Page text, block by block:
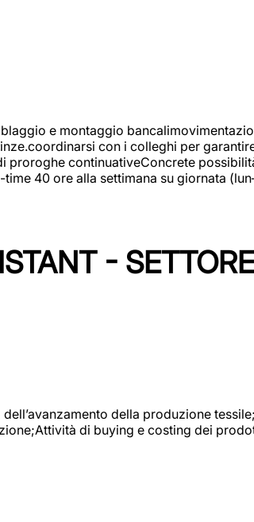
e montaggio
con i colleghi per
continuativeConcrete
40 ore alla settimana su giornata
-
della produzione
di buying e costing dei